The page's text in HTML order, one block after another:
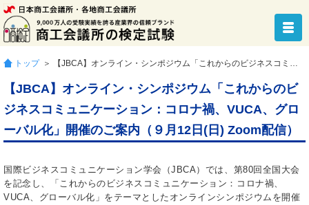
トップ ＞ 【JBCA】オンライン・シンポジウム「これからのビジネスコミュニケーション：コロナ禍、VUCA、グローバル化」開催のご案内（９月12日(日) Zoom配信）
【JBCA】オンライン・シンポジウム「これからのビ
ジネスコミュニケーション：コロナ禍、VUCA、グロ
ーバル化」開催のご案内（９月12日(日) Zoom配信）
国際ビジネスコミュニケーション学会（JBCA）では、第80回全国大会
を記念し、「これからのビジネスコミュニケーション：コロナ禍、
VUCA、グローバル化」をテーマとしたオンラインシンポジウムを開催